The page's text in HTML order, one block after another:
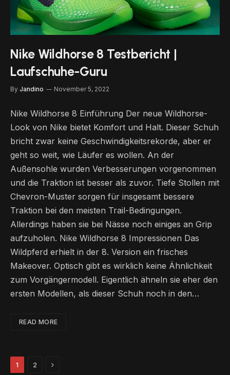
Nike Wildhorse 8 Testbericht |
Laufschuhe-Guru
By Jandino November 5, 2022
Nike Wildhorse 8 Einführung Der neue Wildhorse-
Look von Nike bietet Komfort und Halt. Dieser Schuh
bricht zwar keine Geschwindigkeitsrekorde, aber er
geht so weit, wie Läufer es wollen. An der
Außensohle wurden Verbesserungen vorgenommen
und die Traktion ist besser als zuvor. Tiefe Stollen mit
Chevron-Muster sorgen für insgesamt bessere
Traktion bei den meisten Trail-Bedingungen.
Allerdings haben sie bei Nässe noch einiges an Grip
aufzuholen. Nike Wildhorse 8 Impressionen Das
Wildpferd erhielt in der 8. Version ein frisches
Makeover. Optisch gibt es wirklich keine Ähnlichkeit
zum Vorgängermodell. Eigentlich ähneln sie eher den
ersten Modellen, als dieser Schuh noch in den…
READ MORE
1 2 Next